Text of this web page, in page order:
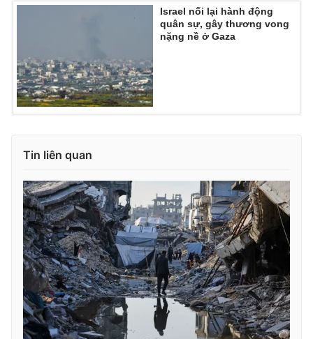
Israel nối lại hành động
quân sự, gây thương vong
nặng nề ở Gaza
Tin liên quan